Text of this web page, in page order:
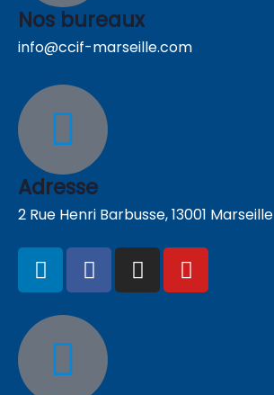
Nos bureaux
info@ccif-marseille.com
Adresse
2 Rue Henri Barbusse, 13001 Marseille